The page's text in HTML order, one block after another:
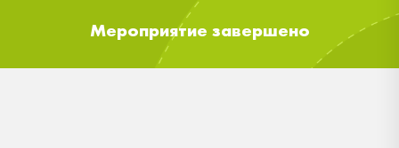
Мероприятие завершено